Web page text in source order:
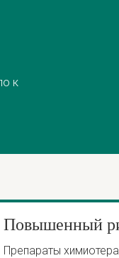
к
Повышенный
Препараты